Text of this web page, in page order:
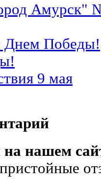
Амурск"
Днем Победы!
9 мая
нашем